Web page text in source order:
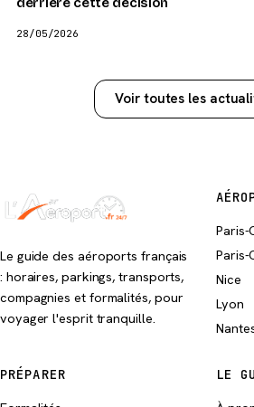
28/05/2026
Voir toutes les
Le guide des aéroports français
: horaires, parkings, transports,
compagnies et formalités, pour
voyager l'esprit tranquille.
Paris-
Paris-
Nice
Lyon
PRÉPARER LE